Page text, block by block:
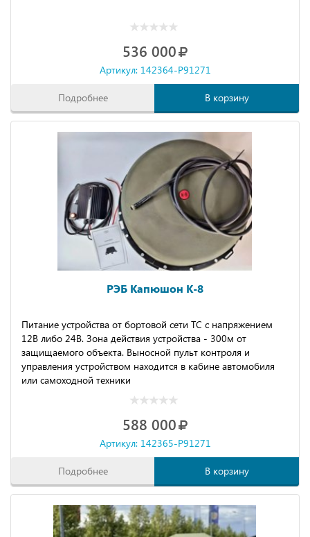
536 000
Артикул: 142364-P91271
Подробнее В корзину
РЭБ Капюшон К-8
Питание устройства от бортовой сети ТС с напряжением
12В либо 24В. Зона действия устройства - 300м от
защищаемого объекта. Выносной пульт контроля и
управления устройством находится в кабине автомобиля
или самоходной техники
588 000
Артикул: 142365-P91271
Подробнее В корзину